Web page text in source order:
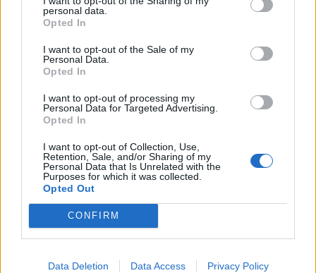
personal data.
Opted In
I want to opt-out of the Sale of my
Personal Data.
Opted In
I want to opt-out of processing my
Personal Data for Targeted Advertising.
Opted In
I want to opt-out of Collection, Use,
Retention, Sale, and/or Sharing of my
Personal Data that Is Unrelated with the
Purposes for which it was collected.
Opted Out
CONFIRM
Data Deletion Data Access Privacy Policy
Kell a zöld fosókaszilva? Tessék lemenni a
blokk mellé és leszedni a fáról. Kimenni
nagyihoz és letépni a kertből. Kirándulás
közben összeszedni egy kisvödörrel.
Felkapni a játszótérre hulló gyümölcsöket.
Utána bele lehet forgatni sóba, cukorba,
borsba, paprikába, citromlébe, amibe csak
szemünk-szánk kívánja. Nem is tudom, hogy
jut eszébe valakinek ilyesmi, hogy a
drágulások, energia-és üzemanyagválság kellős
közepén kétszáz lejt elkérjen holmi éretlen
importszilváért, még akkor is, ha finom.
De a TikTok és társai könyörtelenek: a